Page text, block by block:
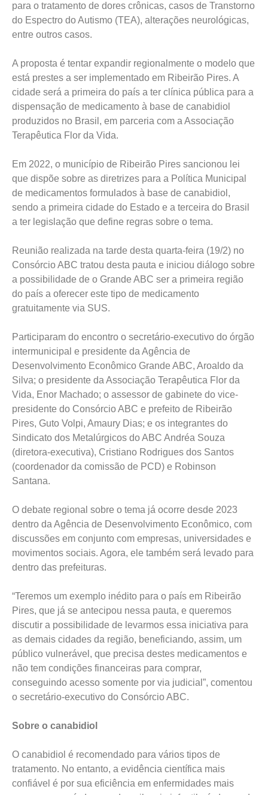
para o tratamento de dores crônicas, casos de Transtorno
do Espectro do Autismo (TEA), alterações neurológicas,
entre outros casos.
A proposta é tentar expandir regionalmente o modelo que
está prestes a ser implementado em Ribeirão Pires. A
cidade será a primeira do país a ter clínica pública para a
dispensação de medicamento à base de canabidiol
produzidos no Brasil, em parceria com a Associação
Terapêutica Flor da Vida.
Em 2022, o município de Ribeirão Pires sancionou lei
que dispõe sobre as diretrizes para a Política Municipal
de medicamentos formulados à base de canabidiol,
sendo a primeira cidade do Estado e a terceira do Brasil
a ter legislação que define regras sobre o tema.
Reunião realizada na tarde desta quarta-feira (19/2) no
Consórcio ABC tratou desta pauta e iniciou diálogo sobre
a possibilidade de o Grande ABC ser a primeira região
do país a oferecer este tipo de medicamento
gratuitamente via SUS.
Participaram do encontro o secretário-executivo do órgão
intermunicipal e presidente da Agência de
Desenvolvimento Econômico Grande ABC, Aroaldo da
Silva; o presidente da Associação Terapêutica Flor da
Vida, Enor Machado; o assessor de gabinete do vice-
presidente do Consórcio ABC e prefeito de Ribeirão
Pires, Guto Volpi, Amaury Dias; e os integrantes do
Sindicato dos Metalúrgicos do ABC Andréa Souza
(diretora-executiva), Cristiano Rodrigues dos Santos
(coordenador da comissão de PCD) e Robinson
Santana.
O debate regional sobre o tema já ocorre desde 2023
dentro da Agência de Desenvolvimento Econômico, com
discussões em conjunto com empresas, universidades e
movimentos sociais. Agora, ele também será levado para
dentro das prefeituras.
“Teremos um exemplo inédito para o país em Ribeirão
Pires, que já se antecipou nessa pauta, e queremos
discutir a possibilidade de levarmos essa iniciativa para
as demais cidades da região, beneficiando, assim, um
público vulnerável, que precisa destes medicamentos e
não tem condições financeiras para comprar,
conseguindo acesso somente por via judicial”, comentou
o secretário-executivo do Consórcio ABC.
Sobre o canabidiol
O canabidiol é recomendado para vários tipos de
tratamento. No entanto, a evidência científica mais
confiável é por sua eficiência em enfermidades mais